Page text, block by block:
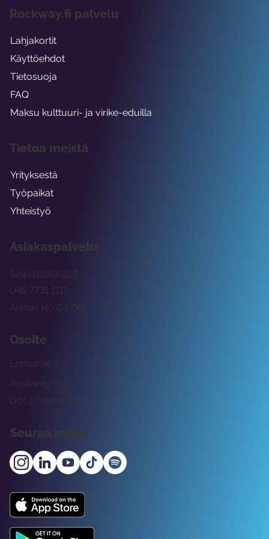
Asiakaspalvelu
tuki@rockway.fi
Arkisin klo 09:00 -15:00
045 7731 1111
Osoite
Rockway Oy
Lemuntie 3-5
00510 Helsinki
Seuraa meitä
Rockway.fi palvelu
Lahjakortit
Käyttöehdot
Tietosuoja
FAQ
Maksu kulttuuri- ja virike-eduilla
Tietoa meistä
Yrityksestä
Työpaikat
Yhteistyö